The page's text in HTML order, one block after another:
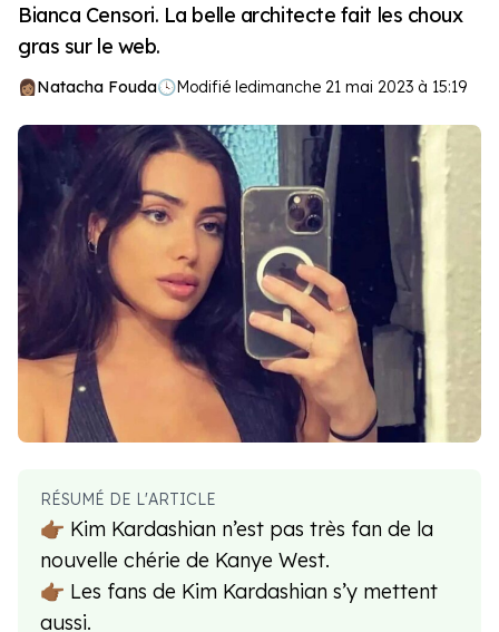
Bianca Censori. La belle architecte fait les choux
gras sur le web.
Natacha Fouda🕓Modifié ledimanche 21 mai 2023 à 15:19
RÉSUMÉ DE L'ARTICLE
👉🏾 Kim Kardashian n’est pas très fan de la
nouvelle chérie de Kanye West.
👉🏾 Les fans de Kim Kardashian s’y mettent
aussi.